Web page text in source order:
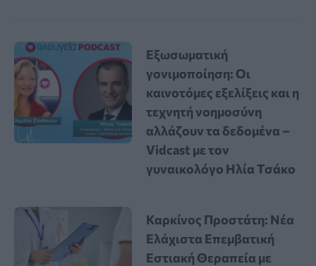
Εξωσωματική
γονιμοποίηση: Οι
καινοτόμες εξελίξεις και η
τεχνητή νοημοσύνη
αλλάζουν τα δεδομένα –
Vidcast με τον
γυναικολόγο Ηλία Τσάκο
Καρκίνος Προστάτη: Νέα
Ελάχιστα Επεμβατική
Εστιακή Θεραπεία με